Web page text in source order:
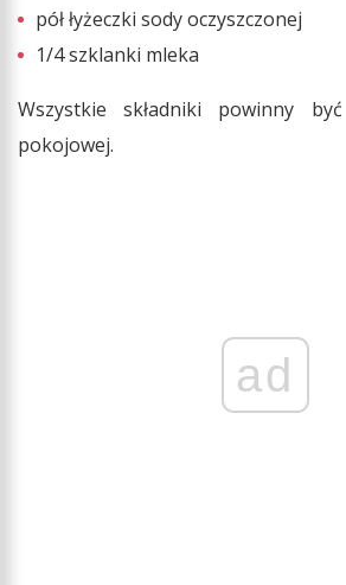
pół łyżeczki sody oczyszczonej
1/4 szklanki mleka
Wszystkie składniki powinny
pokojowej.
ad